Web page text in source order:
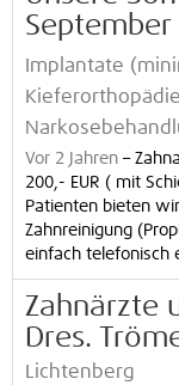
September
Implantate
Vor 2 Jahren –
200,- EUR ( mit
Patienten bieten
Zahnreinigung
einfach telefonisch
Zahnärzte
Dres.
Lichtenberg